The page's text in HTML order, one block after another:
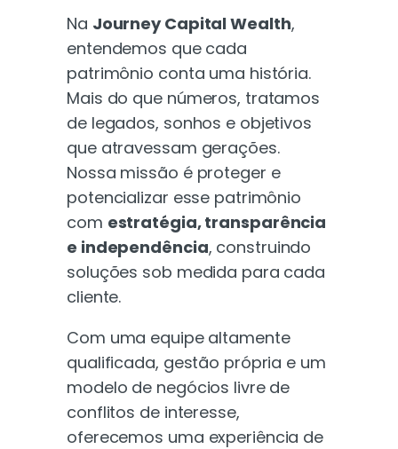
Na Journey Capital Wealth,
entendemos que cada
patrimônio conta uma história.
Mais do que números, tratamos
de legados, sonhos e objetivos
que atravessam gerações.
Nossa missão é proteger e
potencializar esse patrimônio
com estratégia, transparência
e independência, construindo
soluções sob medida para cada
cliente.
Com uma equipe altamente
qualificada, gestão própria e um
modelo de negócios livre de
conflitos de interesse,
oferecemos uma experiência de